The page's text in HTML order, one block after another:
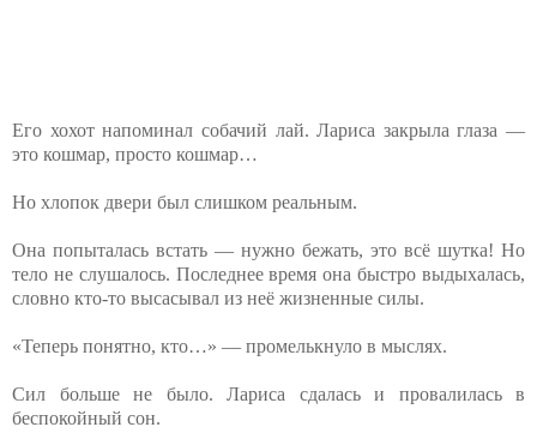
Его хохот напоминал собачий лай. Лариса закрыла глаза —
это кошмар, просто кошмар…
Но хлопок двери был слишком реальным.
Она попыталась встать — нужно бежать, это всё шутка! Но
тело не слушалось. Последнее время она быстро выдыхалась,
словно кто-то высасывал из неё жизненные силы.
«Теперь понятно, кто…» — промелькнуло в мыслях.
Сил больше не было. Лариса сдалась и провалилась в
беспокойный сон.